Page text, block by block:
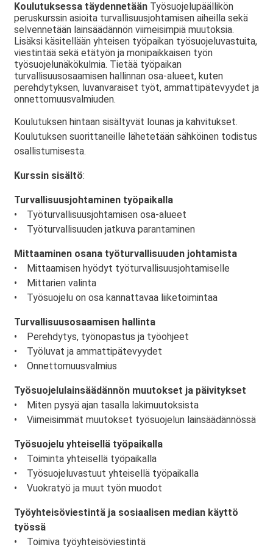
Koulutuksessa täydennetään Työsuojelupäällikön
peruskurssin asioita turvallisuusjohtamisen aiheilla sekä
selvennetään lainsäädännön viimeisimpiä muutoksia.
Lisäksi käsitellään yhteisen työpaikan työsuojeluvastuita,
viestintää sekä etätyön ja monipaikkaisen työn
työsuojelunäkökulmia. Tietää työpaikan
turvallisuusosaamisen hallinnan osa-alueet, kuten
perehdytyksen, luvanvaraiset työt, ammattipätevyydet ja
onnettomuusvalmiuden.
Koulutuksen hintaan sisältyvät lounas ja kahvitukset.
Koulutuksen suorittaneille lähetetään sähköinen todistus
osallistumisesta.
Kurssin sisältö:
Turvallisuusjohtaminen työpaikalla
• Työturvallisuusjohtamisen osa-alueet
• Työturvallisuuden jatkuva parantaminen
Mittaaminen osana työturvallisuuden johtamista
• Mittaamisen hyödyt työturvallisuusjohtamiselle
• Mittarien valinta
• Työsuojelu on osa kannattavaa liiketoimintaa
Turvallisuusosaamisen hallinta
• Perehdytys, työnopastus ja työohjeet
• Työluvat ja ammattipätevyydet
• Onnettomuusvalmius
Työsuojelulainsäädännön muutokset ja päivitykset
• Miten pysyä ajan tasalla lakimuutoksista
• Viimeisimmät muutokset työsuojelun lainsäädännössä
Työsuojelu yhteisellä työpaikalla
• Toiminta yhteisellä työpaikalla
• Työsuojeluvastuut yhteisellä työpaikalla
• Vuokratyö ja muut työn muodot
Työyhteisöviestintä ja sosiaalisen median käyttö
työssä
• Toimiva työyhteisöviestintä